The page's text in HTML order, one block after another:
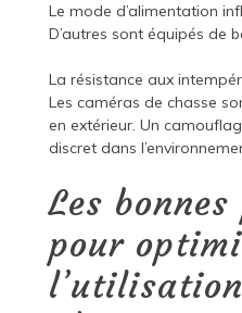
Le mode d’alimentation
D’autres sont équipés de
La résistance aux
Les caméras de chasse
en extérieur. Un
discret dans
Les
pour